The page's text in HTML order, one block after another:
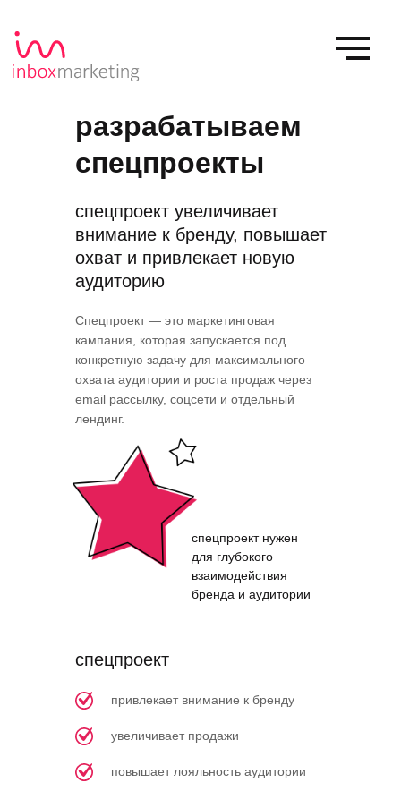
разрабатываем
спецпроекты
спецпроект увеличивает
внимание к бренду, повышает
охват и привлекает новую
аудиторию
Спецпроект — это маркетинговая
кампания, которая запускается под
конкретную задачу для максимального
охвата аудитории и роста продаж через
email рассылку, соцсети и отдельный
лендинг.
спецпроект
привлекает внимание к бренду
увеличивает продажи
повышает лояльность аудитории
спецпроект нужен
для глубокого
взаимодействия
бренда и аудитории